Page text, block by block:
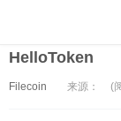
HelloToken
Filecoin 来源： (